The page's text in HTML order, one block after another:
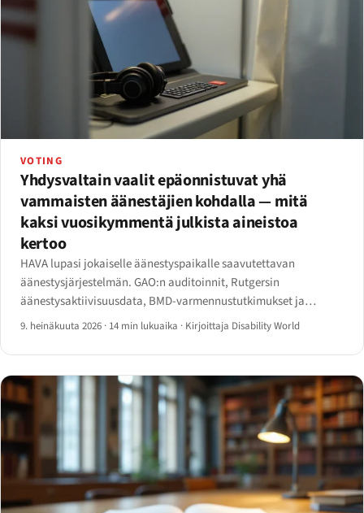
VOTING
Yhdysvaltain vaalit epäonnistuvat yhä
vammaisten äänestäjien kohdalla — mitä
kaksi vuosikymmentä julkista aineistoa
kertoo
HAVA lupasi jokaiselle äänestyspaikalle saavutettavan
äänestysjärjestelmän. GAO:n auditoinnit, Rutgersin
äänestysaktiivisuusdata, BMD-varmennustutkimukset ja
äänestäjärekisteröintiskannaukset osoittavat kuilun, joka on
vuoteen 2027.
9. heinäkuuta 2026 · 14 min lukuaika · Kirjoittaja Disability World